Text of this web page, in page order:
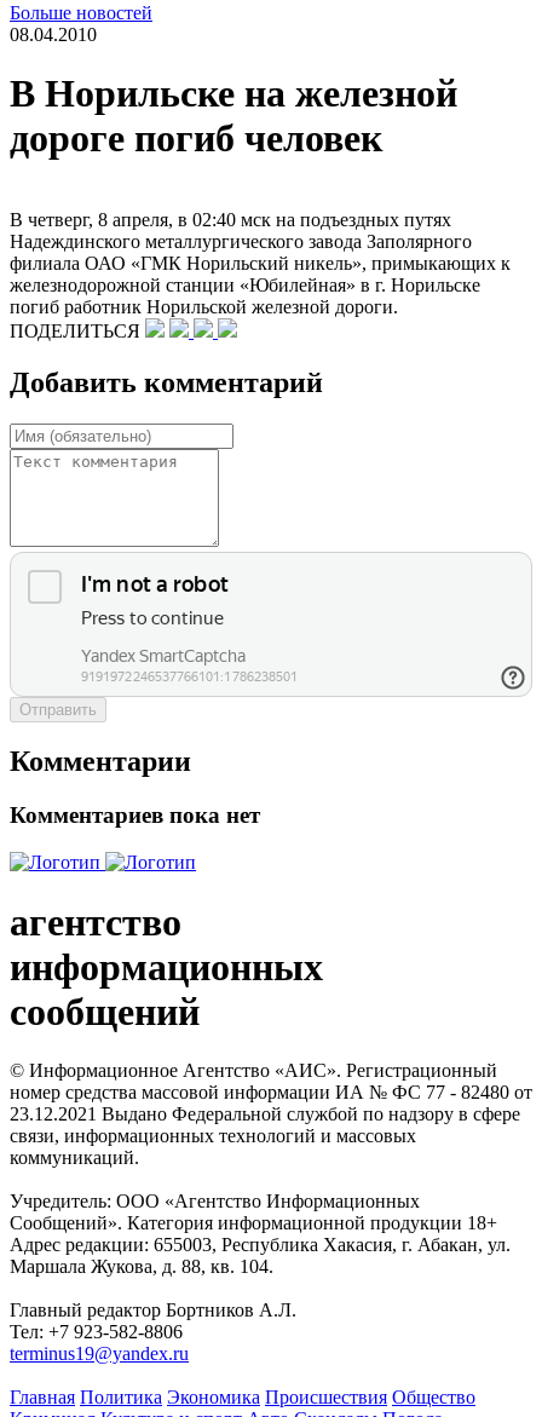
Больше новостей
08.04.2010
В Норильске на железной
дороге погиб человек
В четверг, 8 апреля, в 02:40 мск на подъездных путях
Надеждинского металлургического завода Заполярного
филиала ОАО «ГМК Норильский никель», примыкающих к
железнодорожной станции «Юбилейная» в г. Норильске
погиб работник Норильской железной дороги.
ПОДЕЛИТЬСЯ
Добавить комментарий
Отправить
Комментарии
Комментариев пока нет
агентство
информационных
сообщений
© Информационное Агентство «АИС». Регистрационный
номер средства массовой информации ИА № ФС 77 - 82480 от
23.12.2021 Выдано Федеральной службой по надзору в сфере
связи, информационных технологий и массовых
коммуникаций.
Учредитель: ООО «Агентство Информационных
Сообщений». Категория информационной продукции 18+
Адрес редакции: 655003, Республика Хакасия, г. Абакан, ул.
Маршала Жукова, д. 88, кв. 104.
Главный редактор Бортников А.Л.
Тел: +7 923-582-8806
terminus19@yandex.ru
Главная Политика Экономика Происшествия Общество